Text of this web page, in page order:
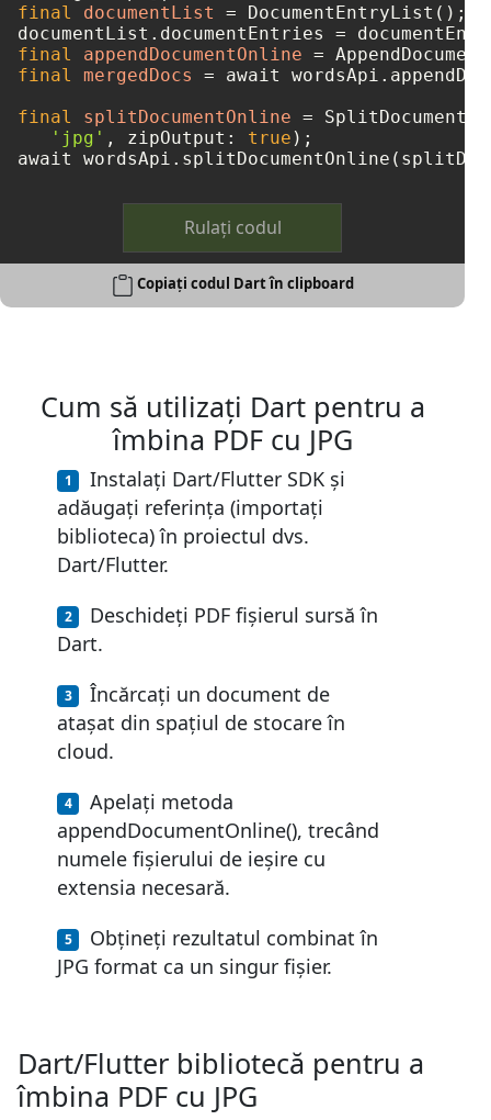
final
documentList = DocumentEntryList();
final
appendDocumentOnline =
final
mergedDocs = await
final
splitDocumentOnline =
'jpg' , zipOutput: true );
Rulați codul
Copiați codul Dart în clipboard
Cum să utilizați Dart pentru a
îmbina PDF cu JPG
Instalați Dart/Flutter SDK și
adăugați referința (importați
biblioteca) în proiectul dvs.
Dart/Flutter.
Deschideți PDF fișierul sursă în
Dart.
Încărcați un document de
atașat din spațiul de stocare în
cloud.
Apelați metoda
appendDocumentOnline(), trecând
numele fișierului de ieșire cu
extensia necesară.
Obțineți rezultatul combinat în
JPG format ca un singur fișier.
Dart/Flutter bibliotecă pentru a
îmbina PDF cu JPG